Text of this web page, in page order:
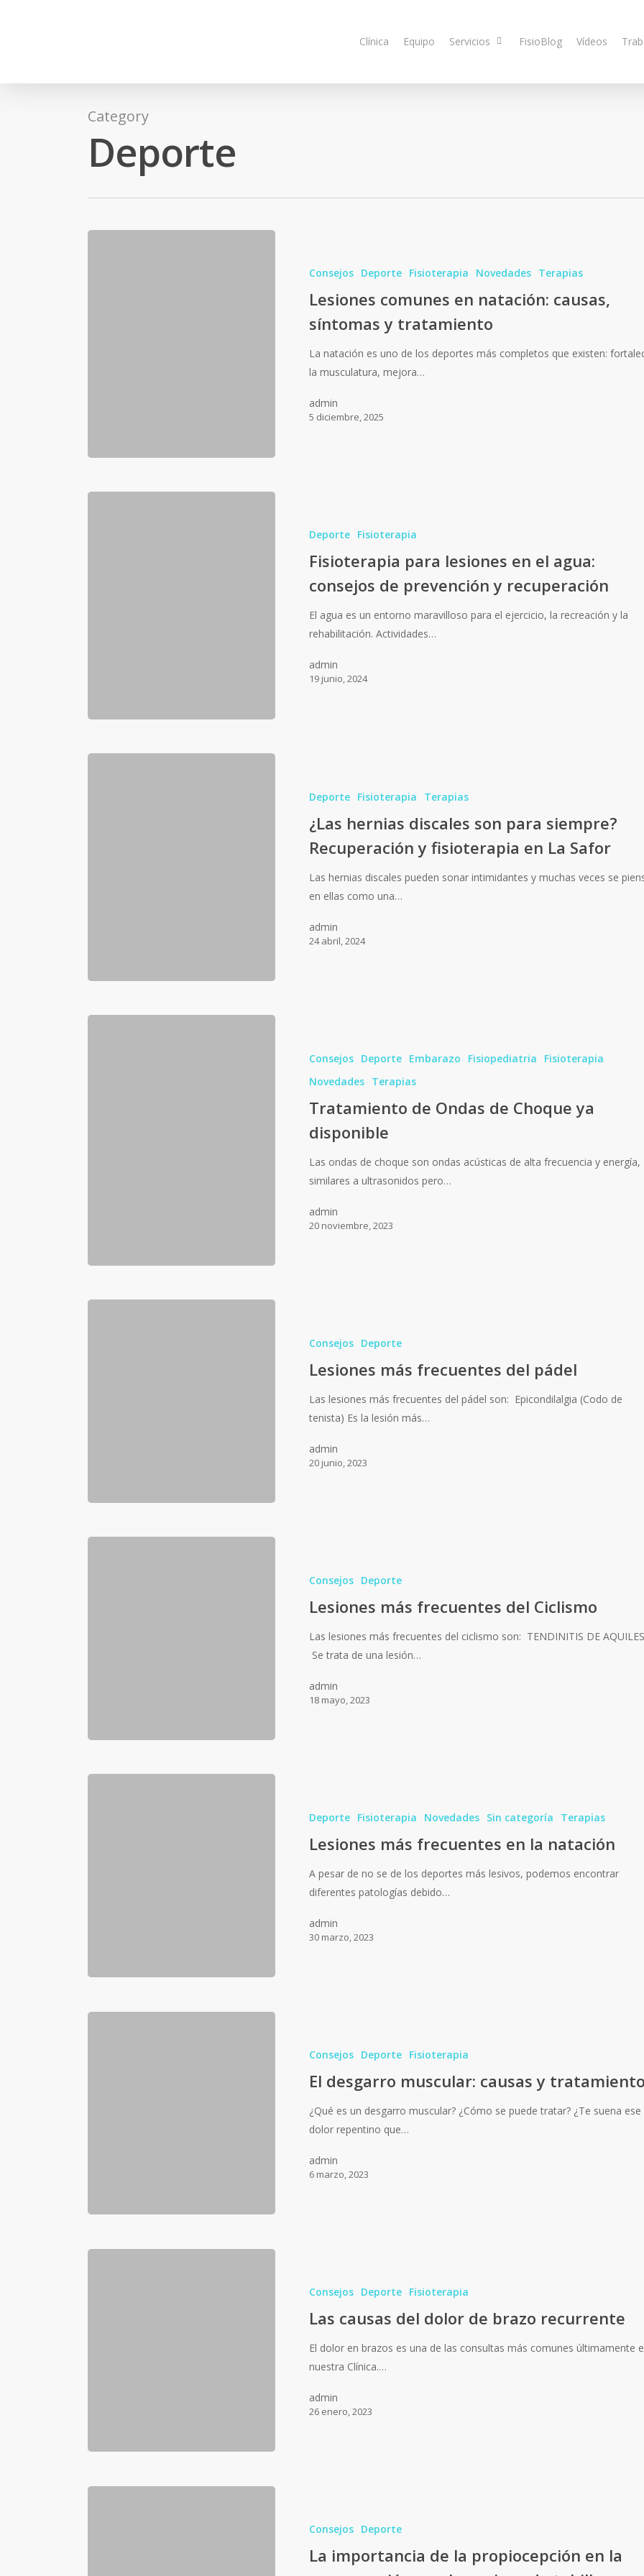
Clínica Equipo Servicios FisioBlog Vídeos
Category
Deporte
Consejos Deporte Fisioterapia Novedades Terapias
Lesiones comunes en natación: causas,
síntomas y tratamiento
La natación es uno de los deportes más completos que existen:
la musculatura, mejora…
admin
5 diciembre, 2025
Deporte Fisioterapia
Fisioterapia para lesiones en el agua:
consejos de prevención y recuperación
El agua es un entorno maravilloso para el ejercicio, la recreación y la
rehabilitación. Actividades…
admin
19 junio, 2024
Deporte Fisioterapia Terapias
¿Las hernias discales son para siempre?
Recuperación y fisioterapia en La Safor
Las hernias discales pueden sonar intimidantes y muchas veces se
en ellas como una…
admin
24 abril, 2024
Consejos Deporte Embarazo Fisiopediatria
Fisioterapia
Novedades Terapias
Tratamiento de Ondas de Choque ya
disponible
Las ondas de choque son ondas acústicas de alta frecuencia y energía,
similares a ultrasonidos pero…
admin
20 noviembre, 2023
Consejos Deporte
Lesiones más frecuentes del pádel
Las lesiones más frecuentes del pádel son: Epicondilalgia (Codo de
tenista) Es la lesión más…
admin
20 junio, 2023
Consejos Deporte
Lesiones más frecuentes del Ciclismo
Las lesiones más frecuentes del ciclismo son: TENDINITIS DE
Se trata de una lesión…
admin
18 mayo, 2023
Deporte Fisioterapia Novedades Sin categoría Terapias
Lesiones más frecuentes en la natación
A pesar de no se de los deportes más lesivos, podemos encontrar
diferentes patologías debido…
admin
30 marzo, 2023
Consejos Deporte Fisioterapia
El desgarro muscular: causas y
¿Qué es un desgarro muscular? ¿Cómo se puede tratar? ¿Te suena ese
dolor repentino que…
admin
6 marzo, 2023
Consejos Deporte Fisioterapia
Las causas del dolor de brazo recurrente
El dolor en brazos es una de las consultas más comunes últimamente
nuestra Clínica.…
admin
26 enero, 2023
Consejos Deporte
La importancia de la propiocepción en la